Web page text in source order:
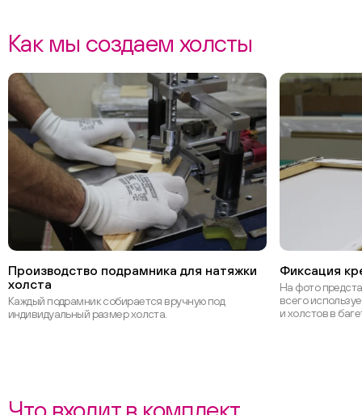
Как мы создаем холсты
Производство подрамника для натяжки
холста
Каждый подрамник собирается вручную под
индивидуальный размер холста.
Фиксация
На фото
всего
и холстов в
Что входит в комплект